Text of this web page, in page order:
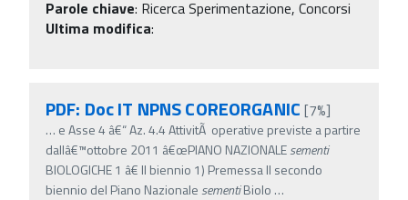
Parole chiave: Ricerca Sperimentazione, Concorsi
Ultima modifica:
PDF: Doc IT NPNS COREORGANIC [7%]
… e Asse 4 â€“ Az. 4.4 AttivitÃ operative previste a partire
dallâ€™ottobre 2011 â€œPIANO NAZIONALEsementi
BIOLOGICHE 1 â€ II biennio 1) Premessa Il secondo
biennio del Piano Nazionale sementiBiolo …